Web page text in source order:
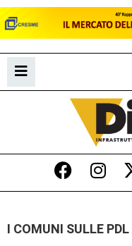
I COMUNI SULLE